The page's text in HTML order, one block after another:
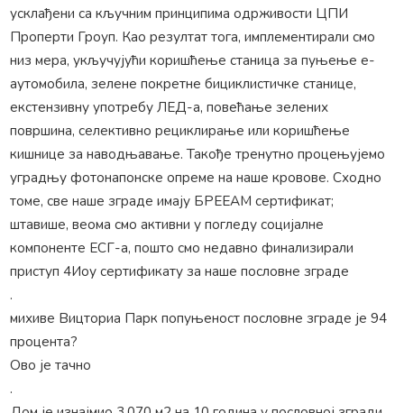
усклађени са кључним принципима одрживости ЦПИ
Проперти Гроуп. Као резултат тога, имплементирали смо
низ мера, укључујући коришћење станица за пуњење е-
аутомобила, зелене покретне бициклистичке станице,
екстензивну употребу ЛЕД-а, повећање зелених
површина, селективно рециклирање или коришћење
кишнице за наводњавање. Такође тренутно процењујемо
уградњу фотонапонске опреме на наше кровове. Сходно
томе, све наше зграде имају БРЕЕАМ сертификат;
штавише, веома смо активни у погледу социјалне
компоненте ЕСГ-а, пошто смо недавно финализирали
приступ 4Иоу сертификату за наше пословне зграде
.
михиве Вицториа Парк попуњеност пословне зграде је 94
процента?
Ово је тачно
.